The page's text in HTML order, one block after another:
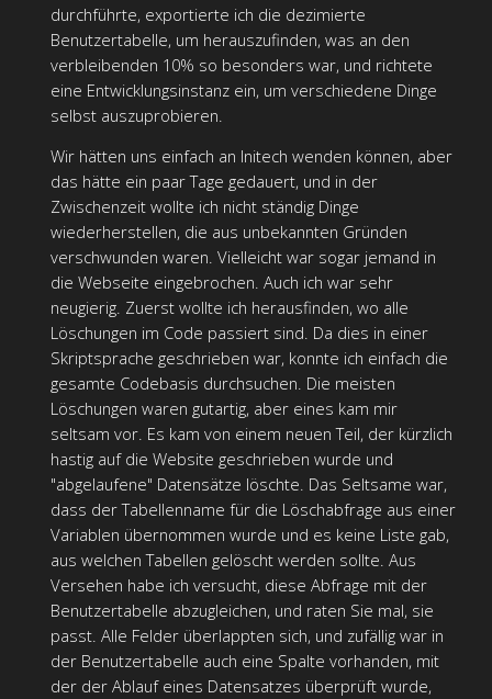
durchführte, exportierte ich die dezimierte
Benutzertabelle, um herauszufinden, was an den
verbleibenden 10% so besonders war, und richtete
eine Entwicklungsinstanz ein, um verschiedene Dinge
selbst auszuprobieren.
Wir hätten uns einfach an Initech wenden können, aber
das hätte ein paar Tage gedauert, und in der
Zwischenzeit wollte ich nicht ständig Dinge
wiederherstellen, die aus unbekannten Gründen
verschwunden waren. Vielleicht war sogar jemand in
die Webseite eingebrochen. Auch ich war sehr
neugierig. Zuerst wollte ich herausfinden, wo alle
Löschungen im Code passiert sind. Da dies in einer
Skriptsprache geschrieben war, konnte ich einfach die
gesamte Codebasis durchsuchen. Die meisten
Löschungen waren gutartig, aber eines kam mir
seltsam vor. Es kam von einem neuen Teil, der kürzlich
hastig auf die Website geschrieben wurde und
"abgelaufene" Datensätze löschte. Das Seltsame war,
dass der Tabellenname für die Löschabfrage aus einer
Variablen übernommen wurde und es keine Liste gab,
aus welchen Tabellen gelöscht werden sollte. Aus
Versehen habe ich versucht, diese Abfrage mit der
Benutzertabelle abzugleichen, und raten Sie mal, sie
passt. Alle Felder überlappten sich, und zufällig war in
der Benutzertabelle auch eine Spalte vorhanden, mit
der der Ablauf eines Datensatzes überprüft wurde,